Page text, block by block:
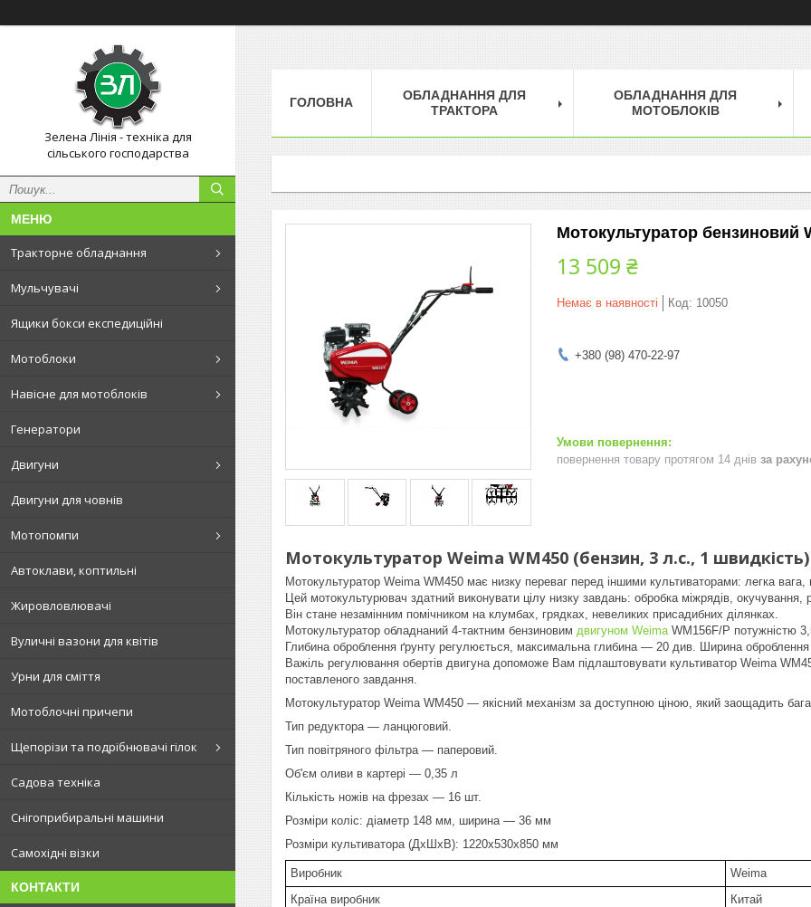
Зелена Лінія - техніка для
сільського господарства
Тракторне обладнання
Мульчувачі
Ящики бокси експедиційні
Мотоблоки
Навісне для мотоблоків
Генератори
Двигуни
Двигуни для човнів
Мотопомпи
Автоклави, коптильні
Жировловлювачі
Вуличні вазони для квітів
Урни для сміття
Мотоблочні причепи
Щепорізи та подрібнювачі гілок
Садова техніка
Снігоприбиральні машини
Самохідні візки
КОНТАКТИ
ГОЛОВНА
ОБЛАДНАННЯ ДЛЯ
ТРАКТОРА
ОБЛАДНАННЯ ДЛЯ
МОТОБЛОКІВ
Мотокультуратор бензиновий
13 509 ₴
Немає в наявності Код: 10050
+380 (98) 470-22-97
повернення товару протягом 14 днів за
Мотокультуратор Weima WM450 (бензин, 3 л.с., 1
Мотокультуратор Weima WM450 має низку переваг перед іншими культиваторами: легка вага,
Цей мотокультурювач здатний виконувати цілу низку завдань: обробка міжрядів,
Він стане незамінним помічником на клумбах, грядках, невеликих присадибних ділянках.
Мотокультуратор обладнаний 4-тактним бензиновим двигуном Weima WM156F/P потужністю
Глибина оброблення ґрунту регулюється, максимальна глибина — 20 див. Ширина
Важіль регулювання обертів двигуна допоможе Вам підлаштовувати культиватор Weima
поставленого завдання.
Мотокультуратор Weima WM450 — якісний механізм за доступною ціною, який заощадить
Тип редуктора — ланцюговий.
Тип повітряного фільтра — паперовий.
Об'єм оливи в картері — 0,35 л
Кількість ножів на фрезах — 16 шт.
Розміри коліс: діаметр 148 мм, ширина — 36 мм
Розміри культиватора (ДхШхВ): 1220х530х850 мм
Виробник
Weima
Країна виробник
Китай